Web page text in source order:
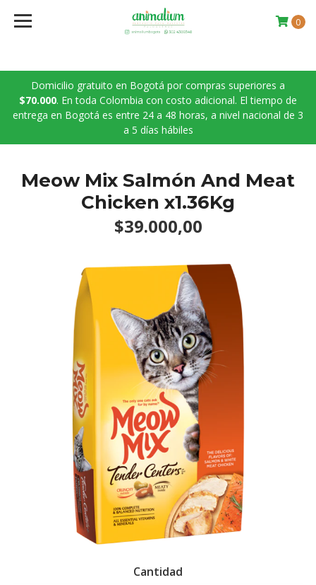
Domicilio gratuito en Bogotá por compras superiores a
$70.000. En toda Colombia con costo adicional. El tiempo de
entrega en Bogotá es entre 24 a 48 horas, a nivel nacional de 3
a 5 días hábiles
0
Meow Mix Salmón And Meat
Chicken x1.36Kg
$39.000,00
Cantidad